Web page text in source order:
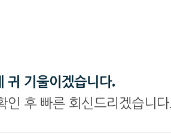
귀 기울이겠습니다.
인 후 빠른 회신드리겠습니다.